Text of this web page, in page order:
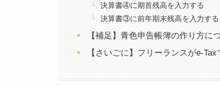
決算書④に期首残高を入力する
決算書③に前年期末残高を入力する
【補足】青色申告帳簿の作り方に
【さいごに】フリーランスがe-